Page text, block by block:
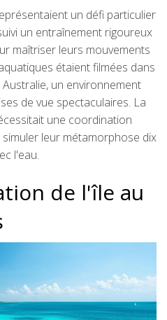
un défi particulier
un entraînement rigoureux
maîtriser leurs mouvements
étaient filmées dans
un environnement
de vue spectaculaires. La
une coordination
leur métamorphose dix
l'eau.
de l'île au